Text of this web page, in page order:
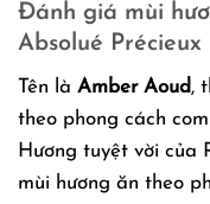
Đánh giá mùi
Absolué Précieux
Tên là Amber Aoud,
theo phong cách
Hương tuyệt vời của
mùi hương ăn theo